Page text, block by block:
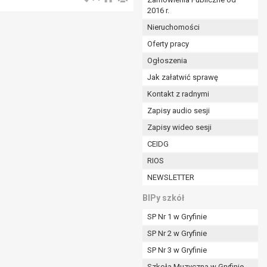
2016 r.
Nieruchomości
Oferty pracy
Ogłoszenia
Jak załatwić sprawę
Kontakt z radnymi
Zapisy audio sesji
Zapisy wideo sesji
CEIDG
RIOS
NEWSLETTER
BIPy szkół
SP Nr 1 w Gryfinie
SP Nr 2 w Gryfinie
SP Nr 3 w Gryfinie
(Dz.U. z 2017r., poz. 1875 ze zm.) oraz z
Gminy;
i celu określonym w treści zgody.
odbiorcom lub kategoriom odbiorców danych
z terminami archiwizacji określonymi przez
czasu wycofania tej zgody.
do realizacji zawartej umowy, a po tym
na przetwarzanie danych po zakończeniu i
z umowy o dofinansowanie zawartej między